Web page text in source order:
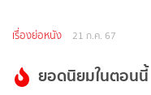
เรื่องย่อหนัง 21 ก.ค. 67
ยอดนิยมในตอนนี้